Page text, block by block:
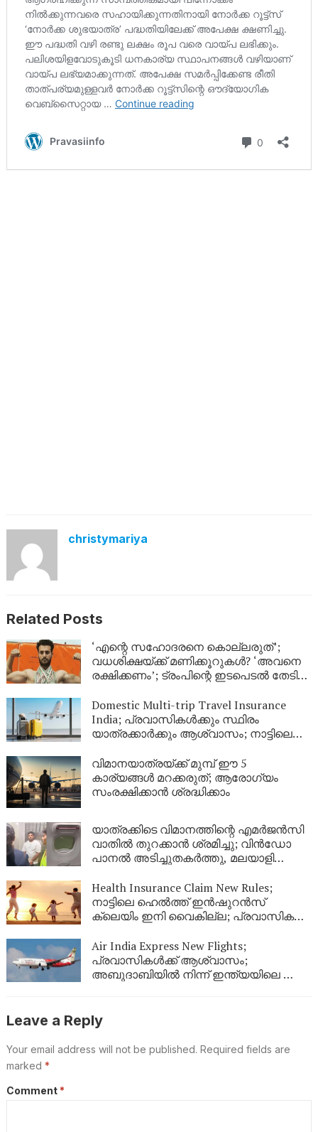
christymariya
Related Posts
‘എന്റെ സഹോദരനെ കൊല്ലരുത്’;
വധശിക്ഷയ്ക്ക് മണിക്കൂറുകൾ? ‘അവനെ
രക്ഷിക്കണം’; ട്രംപിന്റെ ഇടപെടൽ തേടി
Domestic Multi-trip Travel Insurance
India; പ്രവാസികൾക്കും സ്ഥിരം
യാത്രക്കാർക്കും ആശ്വാസം; നാട്ടിലെ
മതി! കൂട്ടിന് വീടിനും കാവൽ
വിമാനയാത്രയ്ക്ക് മുമ്പ് ഈ 5
കാര്യങ്ങൾ മറക്കരുത്; ആരോഗ്യം
സംരക്ഷിക്കാൻ ശ്രദ്ധിക്കാം
യാത്രക്കിടെ വിമാനത്തിന്റെ എമർജൻസി
വാതിൽ തുറക്കാൻ ശ്രമിച്ചു; വിൻഡോ
പാനൽ അടിച്ചുതകർത്തു, മലയാളി
Health Insurance Claim New Rules;
നാട്ടിലെ ഹെൽത്ത് ഇൻഷുറൻസ്
ക്ലെയിം ഇനി വൈകില്ല; പ്രവാസികൾ
നിയമങ്ങൾ!
Air India Express New Flights;
പ്രവാസികൾക്ക് ആശ്വാസം;
അബുദാബിയിൽ നിന്ന് ഇന്ത്യയിലെ ഈ
Leave a Reply
Your email address will not be published. Required fields are
marked *
Comment *